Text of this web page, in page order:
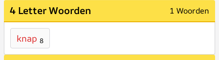
4 Letter Woorden 1 Woorden
knap 8